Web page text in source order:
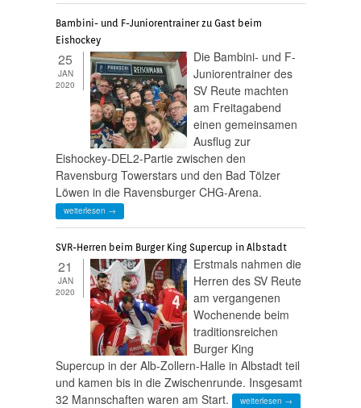
Bambini- und F-Juniorentrainer zu Gast beim
Eishockey
25
JAN
2020
Die Bambini- und F-
Juniorentrainer des
SV Reute machten
am Freitagabend
einen gemeinsamen
Ausflug zur
Eishockey-DEL2-Partie zwischen den
Ravensburg Towerstars und den Bad Tölzer
Löwen in die Ravensburger CHG-Arena.
weiterlesen →
SVR-Herren beim Burger King Supercup in Albstadt
21
JAN
2020
Erstmals nahmen die
Herren des SV Reute
am vergangenen
Wochenende beim
traditionsreichen
Burger King
Supercup in der Alb-Zollern-Halle in Albstadt teil
und kamen bis in die Zwischenrunde. Insgesamt
32 Mannschaften waren am Start.
weiterlesen →